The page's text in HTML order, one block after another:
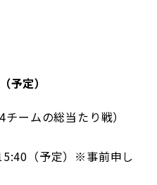
予定）
ームの総当たり戦）
（予定）※事前申し